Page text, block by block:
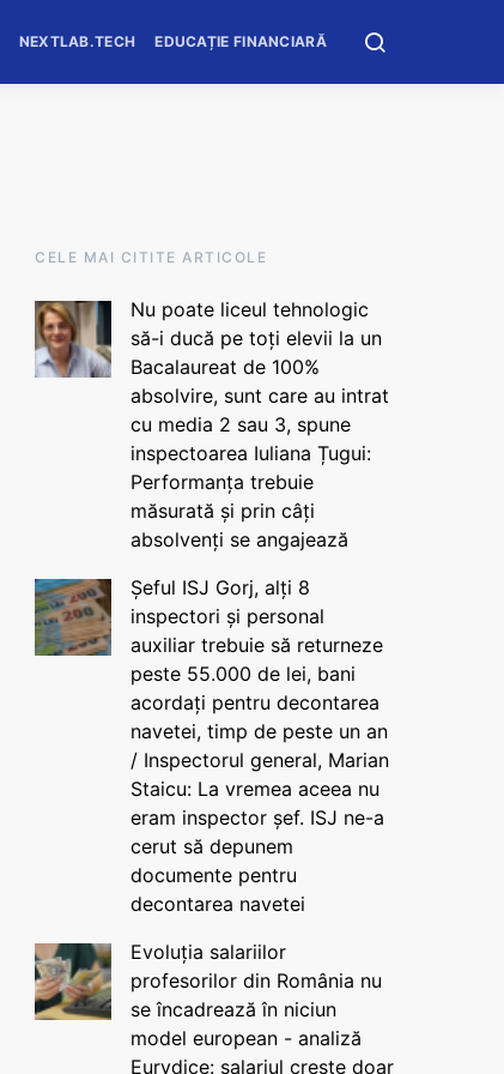
NEXTLAB.TECH EDUCAȚIE FINANCIARĂ
CELE MAI CITITE ARTICOLE
Nu poate liceul tehnologic
să-i ducă pe toți elevii la un
Bacalaureat de 100%
absolvire, sunt care au intrat
cu media 2 sau 3, spune
inspectoarea Iuliana Țugui:
Performanța trebuie
măsurată și prin câți
absolvenți se angajează
Șeful ISJ Gorj, alți 8
inspectori și personal
auxiliar trebuie să returneze
peste 55.000 de lei, bani
acordați pentru decontarea
navetei, timp de peste un an
/ Inspectorul general, Marian
Staicu: La vremea aceea nu
eram inspector șef. ISJ ne-a
cerut să depunem
documente pentru
decontarea navetei
Evoluția salariilor
profesorilor din România nu
se încadrează în niciun
model european - analiză
Eurydice: salariul crește doar